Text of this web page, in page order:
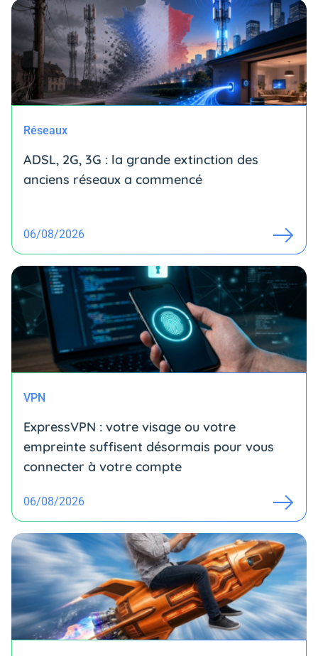
Réseaux
ADSL, 2G, 3G : la grande extinction des
anciens réseaux a commencé
06/08/2026
VPN
ExpressVPN : votre visage ou votre
empreinte suffisent désormais pour vous
connecter à votre compte
06/08/2026